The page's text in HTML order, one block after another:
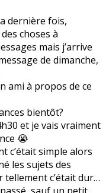
dernière fois,
choses à
mais j’arrive
de dimanche,
ami à propos de ce
bientôt?
et je vais vraiment
😭
c’était simple alors
les sujets des
c’était dur…